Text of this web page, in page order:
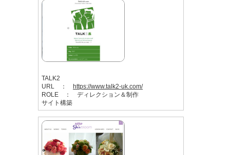
TALK2
URL ：
https://www.talk2-uk.com/
ROLE ： ディレクション＆制作
サイト構築